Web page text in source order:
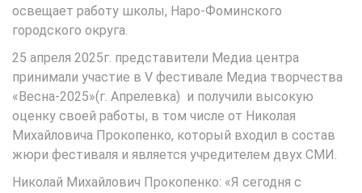
освещает работу школы, Наро-Фоминского
городского округа.
25 апреля 2025г. представители Медиа центра
принимали участие в V фестивале Медиа творчества
«Весна-2025»(г. Апрелевка) и получили высокую
оценку своей работы, в том числе от Николая
Михайловича Прокопенко, который входил в состав
жюри фестиваля и является учредителем двух СМИ.
Николай Михайлович Прокопенко: «Я сегодня с